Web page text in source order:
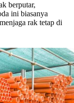
berputar,
ini biasanya
rak tetap di